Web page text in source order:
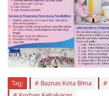
Tag: Baznas Kota Bima